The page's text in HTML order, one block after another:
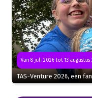
Van 8 juli 2026 tot 13 augustus
TAS-Venture 2026, een